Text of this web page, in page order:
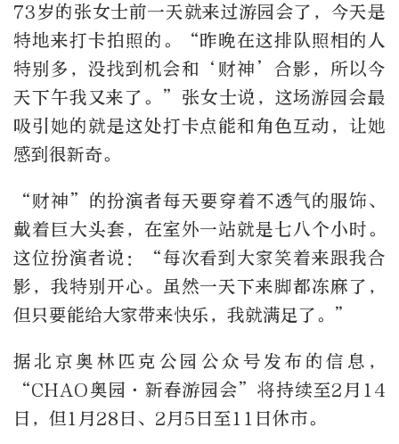
73岁的张女士前一天就来过游园会了，今天是
特地来打卡拍照的。“昨晚在这排队照相的人
特别多，没找到机会和‘财神’合影，所以今
天下午我又来了。”张女士说，这场游园会最
吸引她的就是这处打卡点能和角色互动，让她
感到很新奇。
“财神”的扮演者每天要穿着不透气的服饰、
戴着巨大头套，在室外一站就是七八个小时。
这位扮演者说：“每次看到大家笑着来跟我合
影，我特别开心。虽然一天下来脚都冻麻了，
但只要能给大家带来快乐，我就满足了。”
据北京奥林匹克公园公众号发布的信息，
“CHAO奥园·新春游园会”将持续至2月14
日，但1月28日、2月5日至11日休市。